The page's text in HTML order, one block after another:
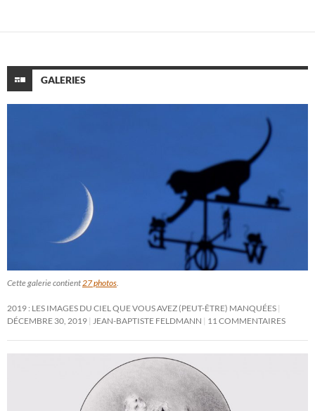
GALERIES
Cette galerie contient 27 photos
2019 : LES IMAGES DU CIEL QUE VOUS AVEZ (PEUT-ÊTRE) MANQUÉES
DÉCEMBRE 30, 2019
JEAN-BAPTISTE FELDMANN 11 COMMENTAIRES